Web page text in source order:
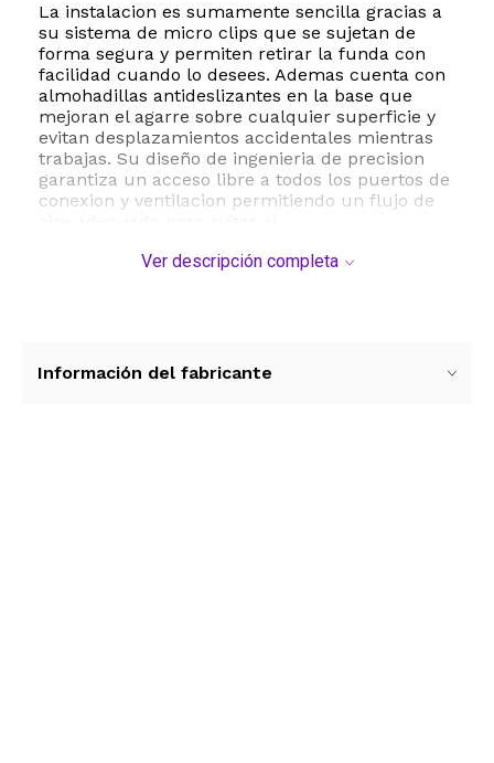
La instalacion es sumamente sencilla gracias a
su sistema de micro clips que se sujetan de
forma segura y permiten retirar la funda con
facilidad cuando lo desees. Ademas cuenta con
almohadillas antideslizantes en la base que
mejoran el agarre sobre cualquier superficie y
evitan desplazamientos accidentales mientras
trabajas. Su diseño de ingenieria de precision
garantiza un acceso libre a todos los puertos de
conexion y ventilacion permitiendo un flujo de
numeros de modelo A2337 A2179 y A1932. Por
Ver descripción completa
Información del fabricante